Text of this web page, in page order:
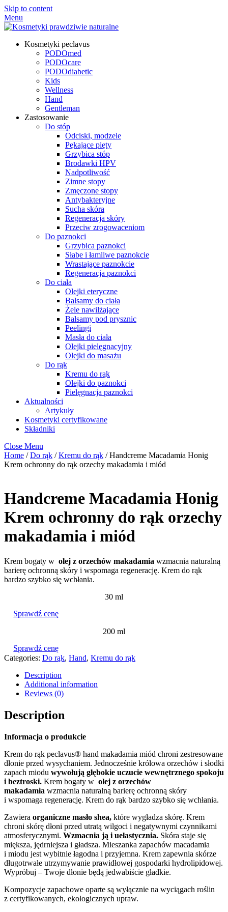
Skip to content
Menu
Kosmetyki peclavus
PODOmed
PODOcare
PODOdiabetic
Kids
Wellness
Hand
Gentleman
Zastosowanie
Do stóp
Odciski, modzele
Pękające pięty
Grzybica stóp
Brodawki HPV
Nadpotliwość
Zimne stopy
Zmęczone stopy
Antybakteryjne
Sucha skóra
Regeneracja skóry
Przeciw zrogowaceniom
Do paznokci
Grzybica paznokci
Słabe i łamliwe paznokcie
Wrastające paznokcie
Regeneracja paznokci
Do ciała
Olejki eteryczne
Balsamy do ciała
Żele nawilżające
Balsamy pod prysznic
Peelingi
Masła do ciała
Olejki pielęgnacyjny
Olejki do masażu
Do rąk
Kremu do rąk
Olejki do paznokci
Pielęgnacja paznokci
Aktualności
Artykuły
Kosmetyki certyfikowane
Składniki
Close Menu
Home /Do rąk /Kremu do rąk / Handcreme Macadamia Honig
Krem ochronny do rąk orzechy makadamia i miód
Handcreme Macadamia Honig
Krem ochronny do rąk orzechy
makadamia i miód
Krem bogaty w olej z orzechów makadamia wzmacnia naturalną
barierę ochronną skóry i wspomaga regenerację. Krem do rąk
bardzo szybko się wchłania.
30 ml
Sprawdź cenę
200 ml
Sprawdź cenę
Categories: Do rąk, Hand, Kremu do rąk
Description
Additional information
Reviews (0)
Description
Informacja o produkcie
Krem do rąk peclavus® hand makadamia miód chroni zestresowane
dłonie przed wysychaniem. Jednocześnie królowa orzechów i słodki
zapach miodu wywołują głębokie uczucie wewnętrznego spokoju
i beztroski. Krem bogaty w olej z orzechów
makadamia wzmacnia naturalną barierę ochronną skóry
i wspomaga regenerację. Krem do rąk bardzo szybko się wchłania.
Zawiera organiczne masło shea, które wygładza skórę. Krem
chroni skórę dłoni przed utratą wilgoci i negatywnymi czynnikami
atmosferycznymi. Wzmacnia ją i uelastycznia. Skóra staje się
miększa, jędrniejsza i gładsza. Mieszanka zapachów macadamia
i miodu jest wybitnie łagodna i przyjemna. Krem zapewnia skórze
długotrwałe utrzymywanie prawidłowej gospodarki hydrolipidowej.
Wypróbuj – Twoje dłonie będą jedwabiście gładkie.
Kompozycje zapachowe oparte są wyłącznie na wyciągach roślin
z certyfikowanych, ekologicznych upraw.